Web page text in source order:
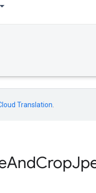
Translation
AndCrop